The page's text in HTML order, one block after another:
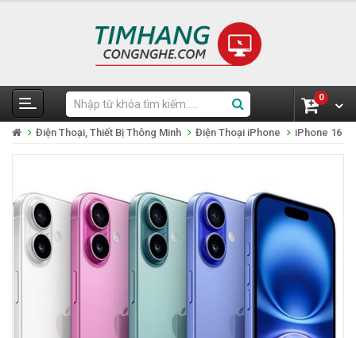
0
Điện Thoại, Thiết Bị Thông Minh Điện Thoại iPhone iPhone 16